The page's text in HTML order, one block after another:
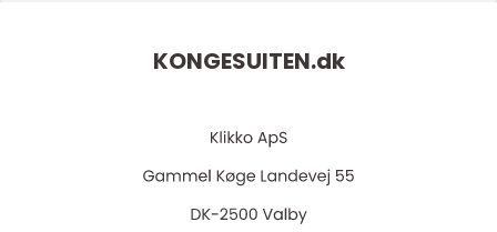
KONGESUITEN.dk